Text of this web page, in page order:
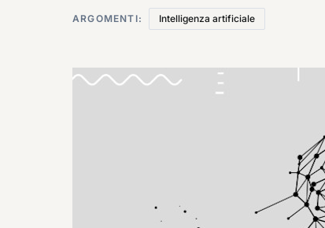
ARGOMENTI: Intelligenza artificiale